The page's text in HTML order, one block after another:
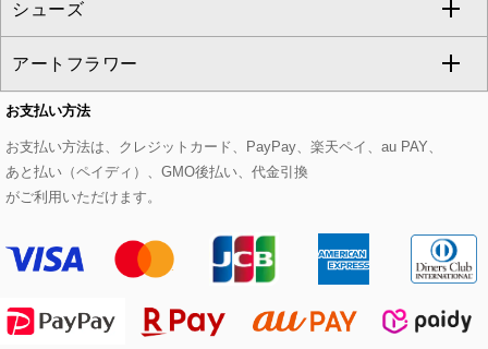
eur3
Maison de CINQ
MK MICHEL KLEIN BAG
HIROKO KOSHINO
タンクトップ・キャミソール
スウェット・ジャージー
その他のトップス
その他のパンツ
その他のスカート
セットアップジャケット
セットアップパンツ
セットアップスカート
セットアップワンピース
ダッフルコート
チェスターコート
モッズコート
ステンカラーコート
ライダースジャケット
デニムジャケット
ストール・マフラー・スヌード
ベルト・サスペンダー
帽子
ヘアアクセサリー
ハンカチ・バンダナ
手袋
ネックレス
ピアス・イヤリング
ブレスレット・バングル
ブローチ・コサージュ
すべてのバッグ
トートバッグ
ショルダーバッグ
ボストンバッグ
バックパック・リュック
ボディバッグ・メッセンジャーバッグ
シューズ
すべてのシューズ
パンプス
スニーカー
フラットシューズ
ローファー
アートフラワー
すべてのアートフラワー
ローズ
カサブランカ・カラー
ラナンキュラス
お支払い方法
お支払い方法は、クレジットカード、PayPay、楽天ペイ、au PAY、
あと払い（ペイディ）、GMO後払い、代金引換
がご利用いただけます。